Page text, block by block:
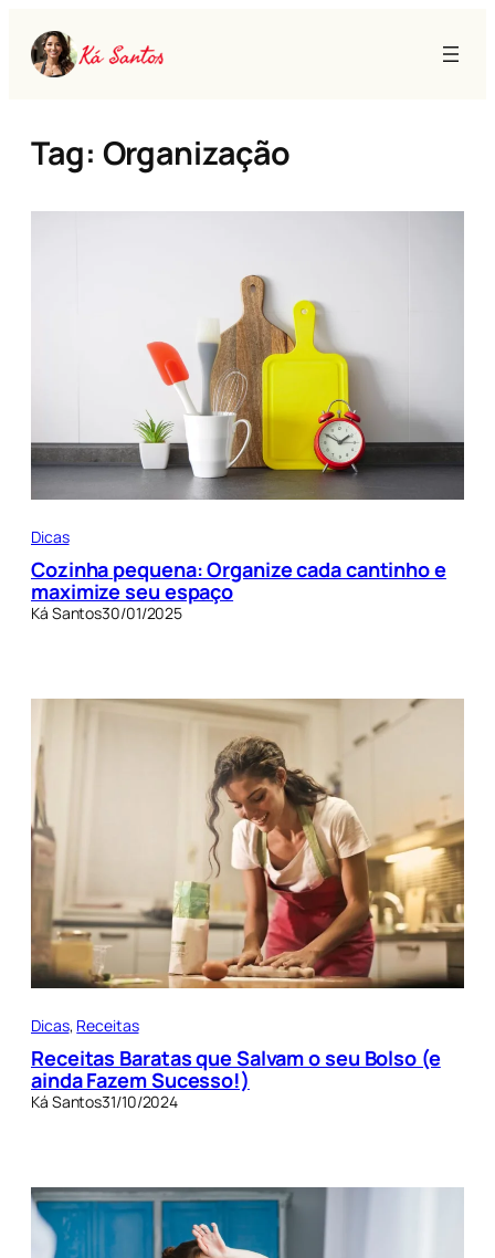
para
Tag: Organização
Dicas
Cozinha pequena: Organize cada cantinho e
maximize seu espaço
Ká Santos30/01/2025
Dicas, Receitas
Receitas Baratas que Salvam o seu Bolso (e
ainda Fazem Sucesso!)
Ká Santos31/10/2024